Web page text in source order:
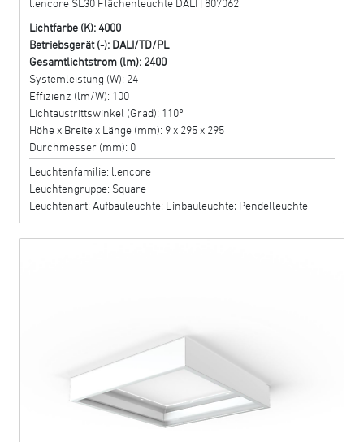
Lichtfarbe (K): 4000
Betriebsgerät (-): DALI/TD/PL
Gesamtlichtstrom (lm): 2400
Systemleistung (W): 24
Effizienz (lm/W): 100
Lichtaustrittswinkel (Grad): 110°
Höhe x Breite x Länge (mm): 9 x 295 x 295
Durchmesser (mm): 0
Leuchtenfamilie: l.encore
Leuchtengruppe: Square
Leuchtenart: Aufbauleuchte; Einbauleuchte; Pendelleuchte